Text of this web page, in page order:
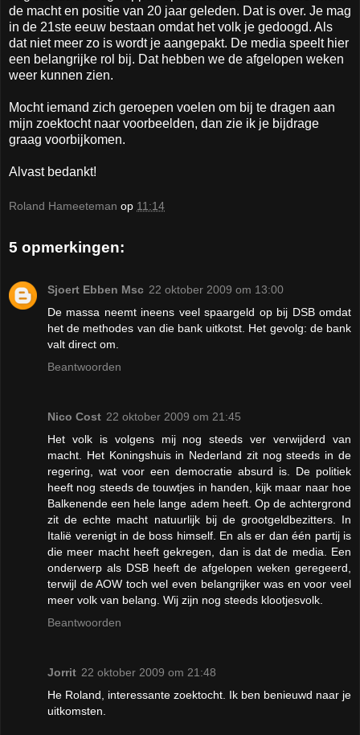
de macht en positie van 20 jaar geleden. Dat is over. Je mag
in de 21ste eeuw bestaan omdat het volk je gedoogd. Als
dat niet meer zo is wordt je aangepakt. De media speelt hier
een belangrijke rol bij. Dat hebben we de afgelopen weken
weer kunnen zien.
Mocht iemand zich geroepen voelen om bij te dragen aan
mijn zoektocht naar voorbeelden, dan zie ik je bijdrage
graag voorbijkomen.
Alvast bedankt!
Roland Hameeteman op 11:14
5 opmerkingen:
Sjoert Ebben Msc 22 oktober 2009 om 13:00
De massa neemt ineens veel spaargeld op bij DSB omdat
het de methodes van die bank uitkotst. Het gevolg: de bank
valt direct om.
Beantwoorden
Nico Cost 22 oktober 2009 om 21:45
Het volk is volgens mij nog steeds ver verwijderd van
macht. Het Koningshuis in Nederland zit nog steeds in de
regering, wat voor een democratie absurd is. De politiek
heeft nog steeds de touwtjes in handen, kijk maar naar hoe
Balkenende een hele lange adem heeft. Op de achtergrond
zit de echte macht natuurlijk bij de grootgeldbezitters. In
Italië verenigt in de boss himself. En als er dan één partij is
die meer macht heeft gekregen, dan is dat de media. Een
onderwerp als DSB heeft de afgelopen weken geregeerd,
terwijl de AOW toch wel even belangrijker was en voor veel
meer volk van belang. Wij zijn nog steeds klootjesvolk.
Beantwoorden
Jorrit 22 oktober 2009 om 21:48
He Roland, interessante zoektocht. Ik ben benieuwd naar je
uitkomsten.